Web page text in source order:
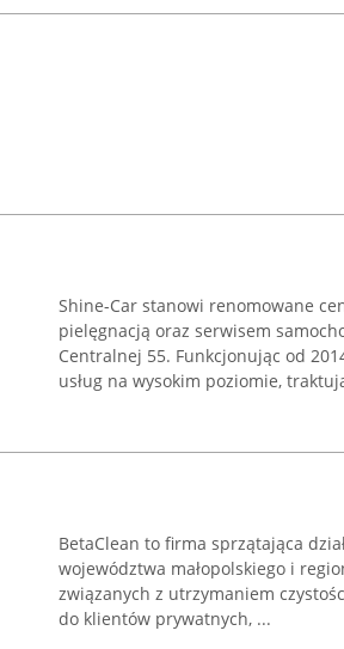
Shine-Car stanowi renomowane
pielęgnacją oraz serwisem
Centralnej 55. Funkcjonując od
usług na wysokim poziomie,
BetaClean to firma sprzątająca
województwa małopolskiego i
związanych z utrzymaniem
do klientów prywatnych, ...